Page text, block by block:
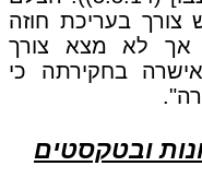
צורך בעריכת חוזה
אך לא מצא צורך
בחקירתה כי
ובטקסטים